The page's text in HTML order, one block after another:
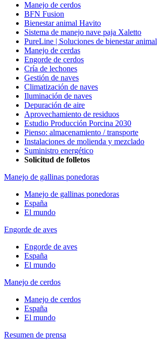
Manejo de cerdos
BFN Fusion
Bienestar animal Havito
Sistema de manejo nave paja Xaletto
PureLine | Soluciones de bienestar animal
Manejo de cerdas
Engorde de cerdos
Cría de lechones
Gestión de naves
Climatización de naves
Iluminación de naves
Depuración de aire
Aprovechamiento de residuos
Estudio Producción Porcina 2030
Pienso: almacenamiento / transporte
Instalaciones de molienda y mezclado
Suministro energético
Solicitud de folletos
Manejo de gallinas ponedoras
Manejo de gallinas ponedoras
España
El mundo
Engorde de aves
Engorde de aves
España
El mundo
Manejo de cerdos
Manejo de cerdos
España
El mundo
Resumen de prensa